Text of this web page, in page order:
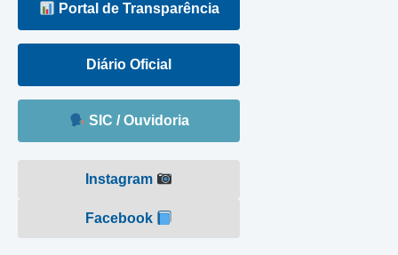
Portal de Transparência
Diário Oficial
SIC / Ouvidoria
Instagram
Facebook